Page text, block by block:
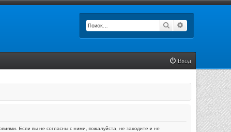
Поиск
Вход
Если вы не согласны с ними, пожалуйста, не заходите и не